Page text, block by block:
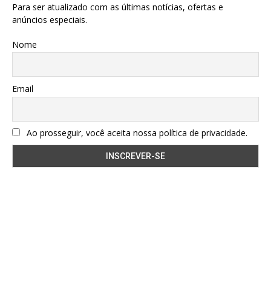
Para ser atualizado com as últimas notícias, ofertas e
anúncios especiais.
Nome
Email
Ao prosseguir, você aceita nossa política de privacidade.